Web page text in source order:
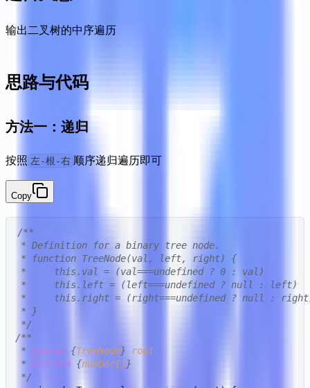
输出二叉树的中序遍历
思路与代码
方法一：递归
按照 左-根-右 顺序递归遍历即可
Copy
/**
* Definition for a binary tree node.
* function TreeNode(val, left, right) {
*     this.val = (val===undefined ? 0 : val)
*     this.left = (left===undefined ? null : left)
*     this.right = (right===undefined ? null :
* }
*/
/**
* @param {TreeNode} root
* @return {number[]}
*/